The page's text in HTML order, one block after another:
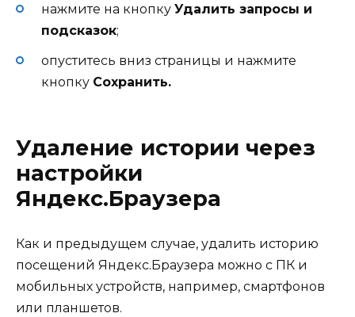
нажмите на кнопку Удалить запросы и
подсказок;
опуститесь вниз страницы и нажмите
кнопку Сохранить.
Удаление истории через
настройки
Яндекс.Браузера
Как и предыдущем случае, удалить историю
посещений Яндекс.Браузера можно с ПК и
мобильных устройств, например, смартфонов
или планшетов.